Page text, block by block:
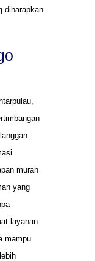
diharapkan.
murah
yang
layanan
mampu